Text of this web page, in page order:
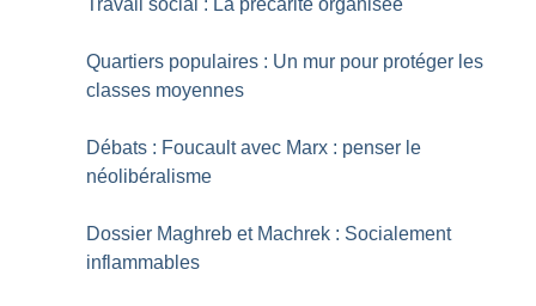
Quartiers populaires : Un mur pour protéger les
classes moyennes
Débats : Foucault avec Marx : penser le
néolibéralisme
Dossier Maghreb et Machrek : Socialement
inflammables